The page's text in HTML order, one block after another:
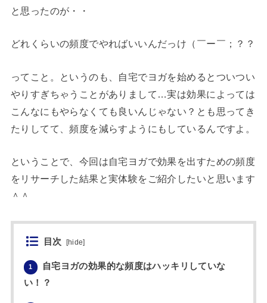
と思ったのが・・
どれくらいの頻度でやればいいんだっけ（￣ー￣；？？
ってこと。というのも、自宅でヨガを始めるとついつい
やりすぎちゃうことがありまして…実は効果によっては
こんなにもやらなくても良いんじゃない？とも思ってき
たりしてて、頻度を減らすようにもしているんですよ。
ということで、今回は自宅ヨガで効果を出すための頻度
をリサーチした結果と実体験をご紹介したいと思います
＾＾
目次 [hide]
1
自宅ヨガの効果的な頻度はハッキリしていな
い！？